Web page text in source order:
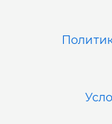
+7 (383)
+7 (843)